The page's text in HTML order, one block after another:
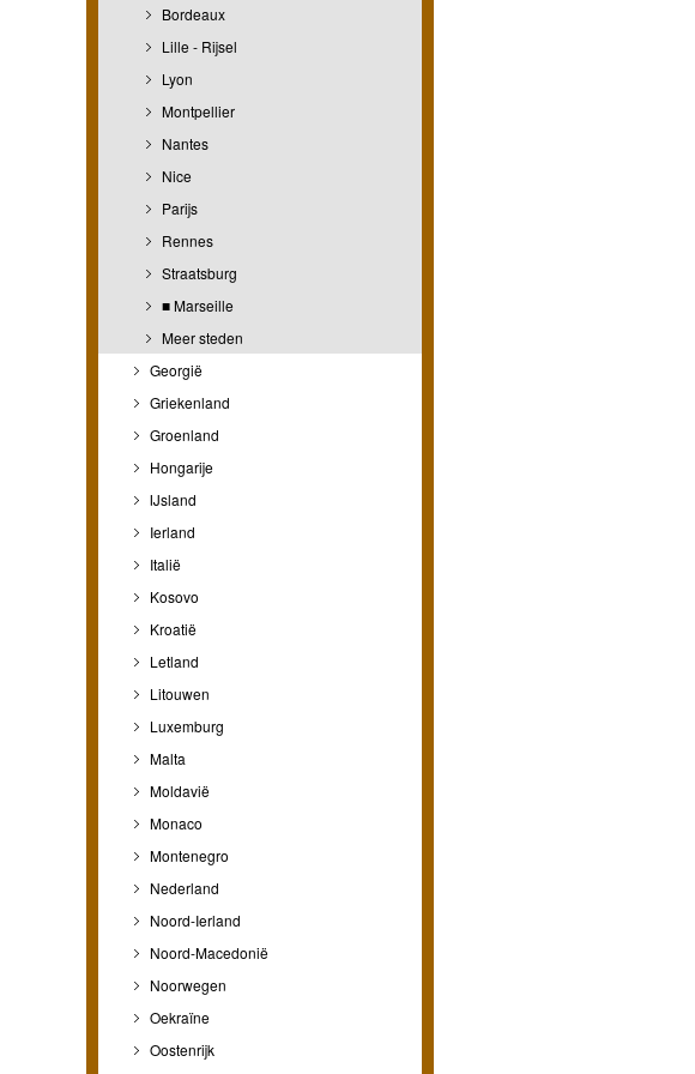
Bordeaux
Lille - Rijsel
Lyon
Montpellier
Nantes
Nice
Parijs
Rennes
Straatsburg
■ Marseille
Meer steden
Georgië
Griekenland
Groenland
Hongarije
IJsland
Ierland
Italië
Kosovo
Kroatië
Letland
Litouwen
Luxemburg
Malta
Moldavië
Monaco
Montenegro
Nederland
Noord-Ierland
Noord-Macedonië
Noorwegen
Oekraïne
Oostenrijk